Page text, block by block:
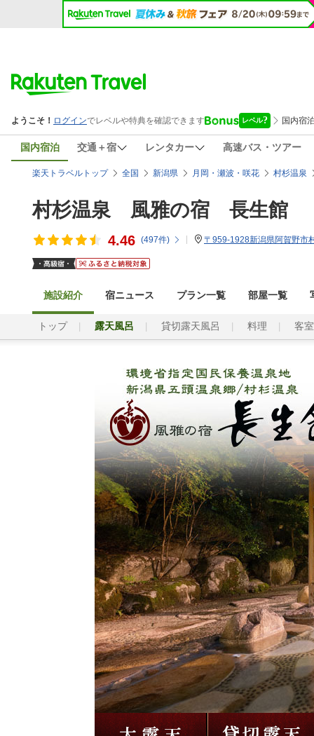
国内宿泊 交通＋宿 レンタカー 高速バス・ツアー
楽天トラベルトップ 全国 新潟県 月岡・瀬波・咲花 村杉温泉
村杉温泉 風雅の宿 長生館
4.46 (497件) 〒959-1928新潟県阿賀野市
施設紹介 宿ニュース プラン一覧 部屋一覧
トップ 露天風呂 貸切露天風呂 料理 客室